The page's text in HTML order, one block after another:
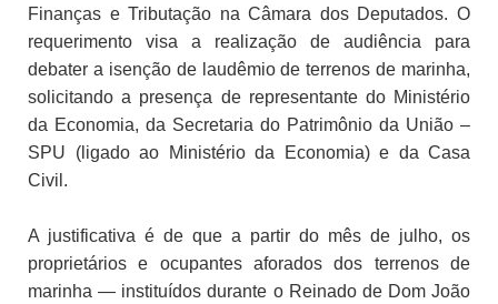
Finanças e Tributação na Câmara dos Deputados. O
requerimento visa a realização de audiência para
debater a isenção de laudêmio de terrenos de marinha,
solicitando a presença de representante do Ministério
da Economia, da Secretaria do Patrimônio da União –
SPU (ligado ao Ministério da Economia) e da Casa
Civil.
A justificativa é de que a partir do mês de julho, os
proprietários e ocupantes aforados dos terrenos de
marinha — instituídos durante o Reinado de Dom João